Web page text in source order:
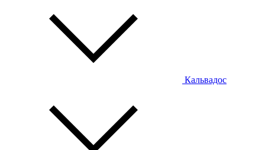
Кальвадос